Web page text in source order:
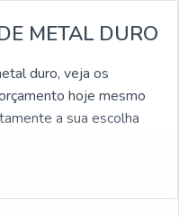
METAL DURO
duro, veja os
hoje mesmo
a sua escolha